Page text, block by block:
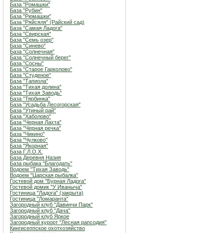
База "Ромашки"
База "Рубин"
База "Рюмашки"
База "Ряйсяля" (Райский сад)
База "Самая Ладога"
База "Свирская"
База "Семь озер"
База "Синево"
База "Солнечная"
База "Солнечный берег"
База "Сосны"
База "Старое Гарколово"
База "Студеное"
База "Тапиола"
База "Тихая долина"
База "Тихая Заводь"
База "Тярбинка"
База "Усадьба Лесогорская"
База "Утиный рай"
База "Хаболово"
База "Черная Лахта"
База "Черная речка"
База "Чикино"
База "Чулково"
База "Якорная"
База Г.Л.О.Х.
База Деревня Назия
База рыбака "Благодать"
Водоем "Тихая Заводь"
Водоем "Царская рыбалка"
Гостевой дом "Бурная Ладога"
Гостевой домик "У Иваныча"
Гостиница "Ладога" (закрыта)
Гостиница "Ломаранта"
Загородный клуб "Давинчи Парк"
Загородный клуб "Дача"
Загородный клуб Яркое
Загородный курорт "Лесная рапсодия"
Кингисеппское охотхозяйство